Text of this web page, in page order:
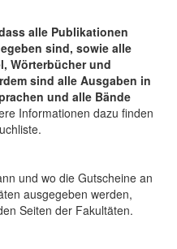
alle Publikationen
sind, sowie alle
Wörterbücher und
sind alle Ausgaben in
und alle Bände
Informationen dazu finden
und wo die Gutscheine an
ausgegeben werden,
Seiten der Fakultäten.